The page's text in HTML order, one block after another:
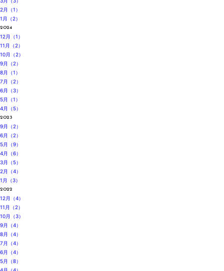
2月（1）
1月（2）
2024
12月（1）
11月（2）
10月（2）
9月（2）
8月（1）
7月（2）
6月（3）
5月（1）
4月（5）
2023
9月（2）
6月（2）
5月（9）
4月（6）
3月（5）
2月（4）
1月（3）
2022
12月（4）
11月（2）
10月（3）
9月（4）
8月（4）
7月（4）
6月（4）
5月（8）
4月（4）